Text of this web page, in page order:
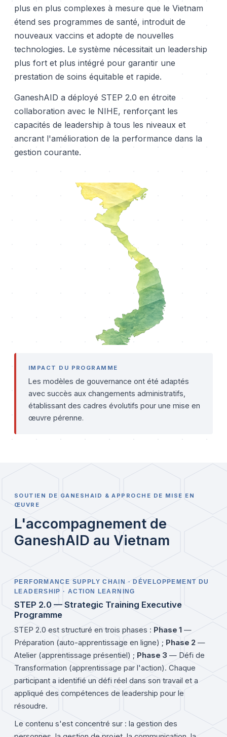
plus en plus complexes à mesure que le Vietnam
étend ses programmes de santé, introduit de
nouveaux vaccins et adopte de nouvelles
technologies. Le système nécessitait un leadership
plus fort et plus intégré pour garantir une
prestation de soins équitable et rapide.
GaneshAID a déployé STEP 2.0 en étroite
collaboration avec le NIHE, renforçant les
capacités de leadership à tous les niveaux et
ancrant l'amélioration de la performance dans la
gestion courante.
IMPACT DU PROGRAMME
Les modèles de gouvernance ont été adaptés
avec succès aux changements administratifs,
établissant des cadres évolutifs pour une mise en
œuvre pérenne.
SOUTIEN DE GANESHAID & APPROCHE DE MISE EN
ŒUVRE
L'accompagnement de
GaneshAID au Vietnam
PERFORMANCE SUPPLY CHAIN · DÉVELOPPEMENT DU
LEADERSHIP · ACTION LEARNING
STEP 2.0 — Strategic Training Executive
Programme
STEP 2.0 est structuré en trois phases : Phase 1 —
Préparation (auto-apprentissage en ligne) ; Phase 2 —
Atelier (apprentissage présentiel) ; Phase 3 — Défi de
Transformation (apprentissage par l'action). Chaque
participant a identifié un défi réel dans son travail et a
appliqué des compétences de leadership pour le
résoudre.
Le contenu s'est concentré sur : la gestion des